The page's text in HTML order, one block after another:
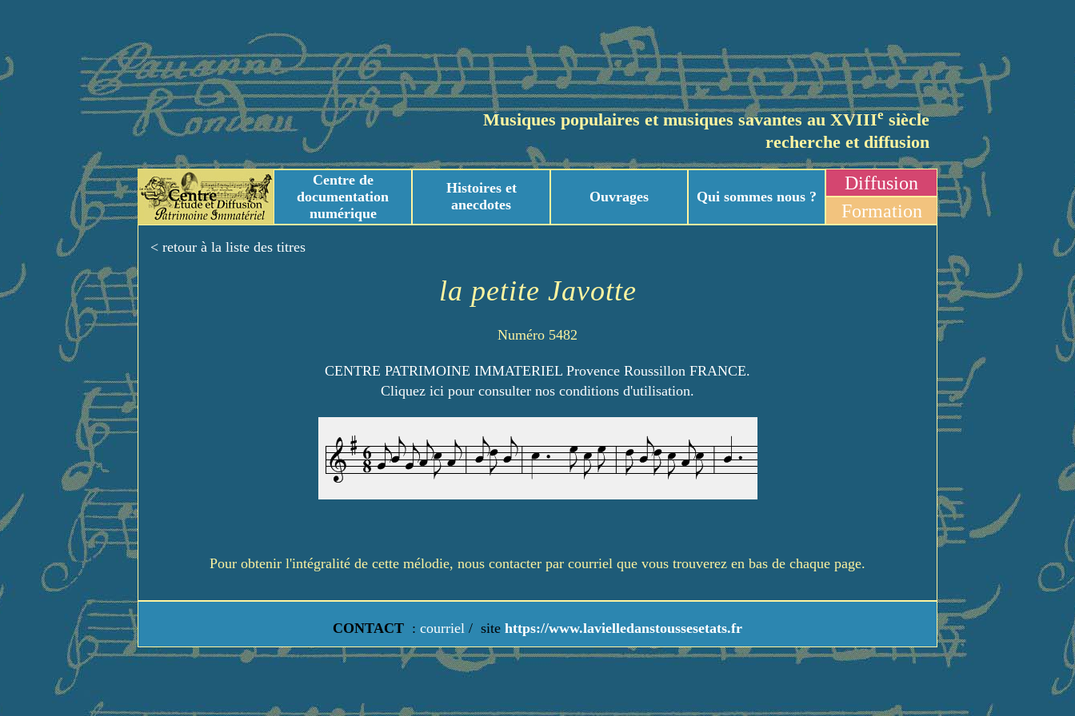
Musiques populaires et musiques savantes au XVIIIesiècle
recherche et diffusion
Centre de
documentation
numérique
Histoires et
anecdotes
Ouvrages Qui sommes nous ?
Diffusion
Formation
< retour à la liste des titres
la petite Javotte
Numéro 5482
CENTRE PATRIMOINE IMMATERIEL Provence Roussillon FRANCE.
Cliquez ici pour consulter nos conditions d'utilisation.
Pour obtenir l'intégralité de cette mélodie, nous contacter par courriel que vous trouverez en bas de chaque page.
CONTACT : courriel / site https://www.lavielledanstoussesetats.fr